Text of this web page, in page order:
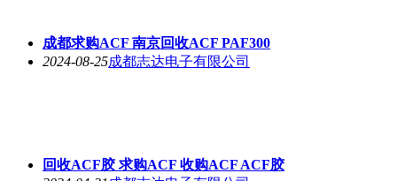
成都求购ACF 南京回收ACF PAF300
2024-08-25成都志达电子有限公司
回收ACF胶 求购ACF 收购ACF ACF胶